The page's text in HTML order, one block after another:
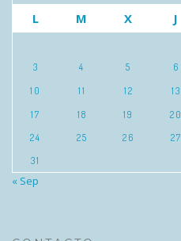
L M X J
3
4 5 6
10
11 12 13
17
18 19 20
24
25 26 27
31
« Sep